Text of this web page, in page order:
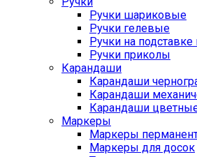
Ручки шариковые
Ручки гелевые
Ручки на подставке
Ручки приколы
Карандаши
Карандаши
Карандаши
Карандаши
Маркеры
Маркеры
Маркеры для досок